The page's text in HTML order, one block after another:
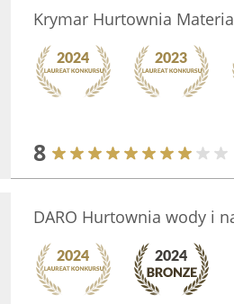
Krymar Hurtownia
8
DARO Hurtownia wody i